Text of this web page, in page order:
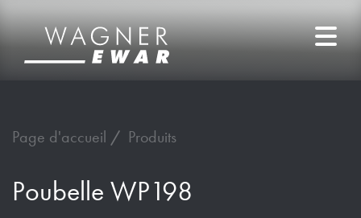
Page d'accueil Produits
Poubelle WP198